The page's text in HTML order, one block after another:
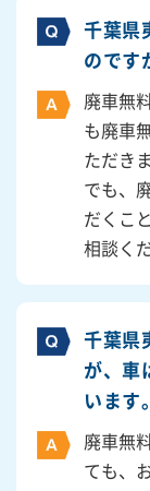
千葉県
のです
廃車無
も廃車
ただき
でも、
だくこ
相談く
千葉県
が、車
います
廃車無
ても、